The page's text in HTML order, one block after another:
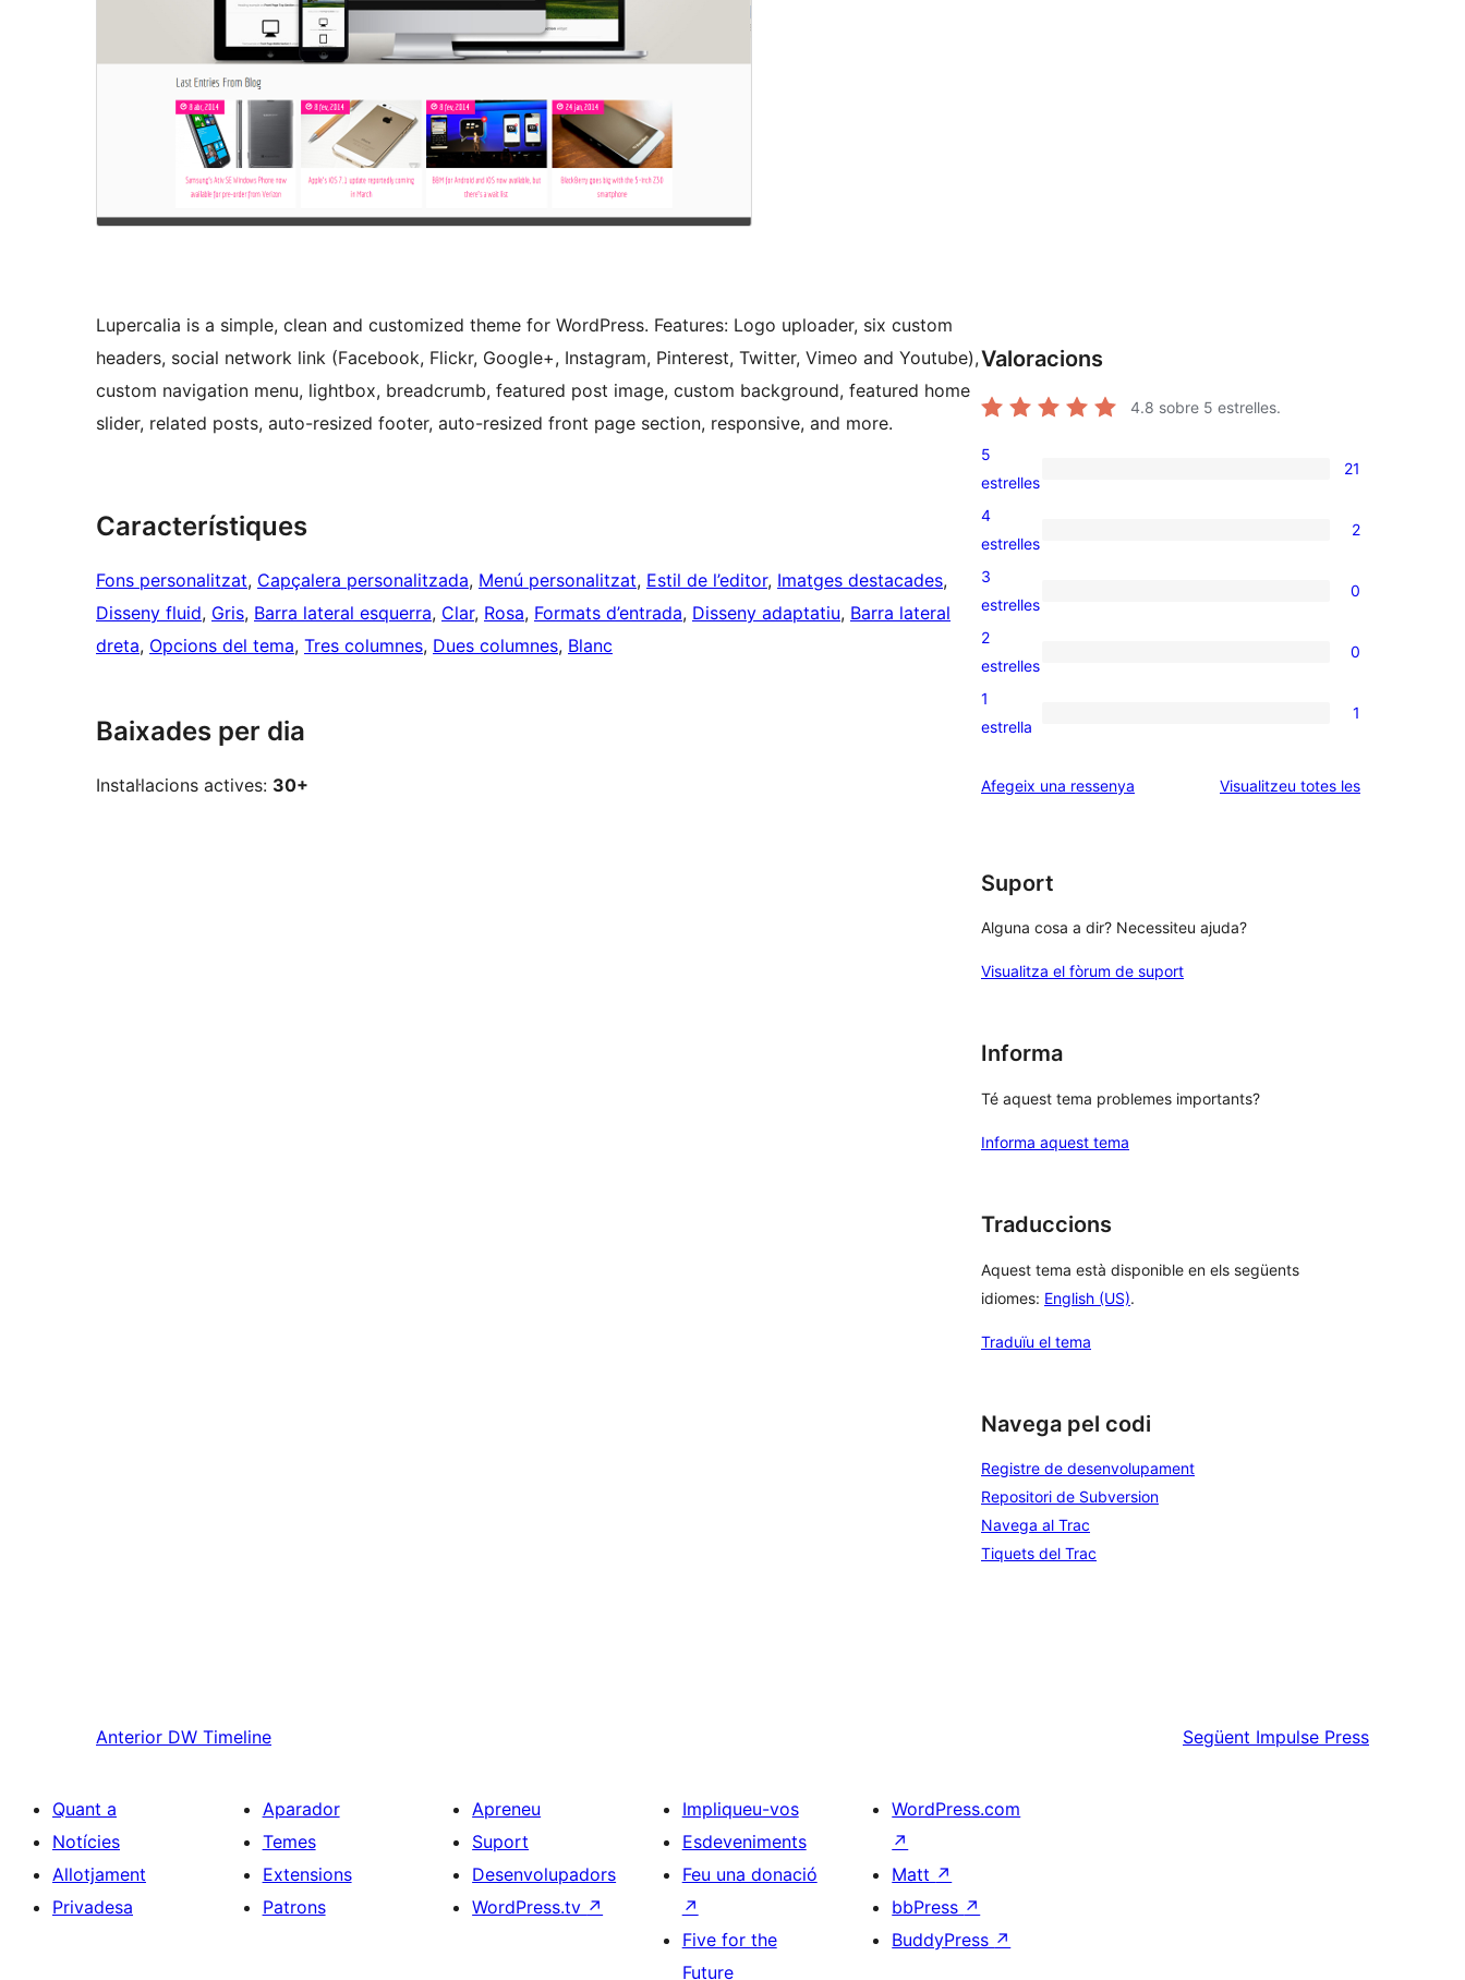
Lupercalia is a simple, clean and customized theme for WordPress. Features: Logo uploader, six custom
headers, social network link (Facebook, Flickr, Google+, Instagram, Pinterest, Twitter, Vimeo and Youtube),
custom navigation menu, lightbox, breadcrumb, featured post image, custom background, featured home
slider, related posts, auto-resized footer, auto-resized front page section, responsive, and more.
Característiques
Fons personalitzat, Capçalera personalitzada, Menú personalitzat, Estil de l’editor, Imatges destacades
Disseny fluid, Gris, Barra lateral esquerra, Clar, Rosa, Formats d’entrada, Disseny adaptatiu, Barra lateral
dreta, Opcions del tema, Tres columnes, Dues columnes, Blanc
Baixades per dia
Instal·lacions actives: 30+
Valoracions
4.8 sobre 5 estrelles.
21
valoracions
de
5
estrelles
21
2
valoracions
de
4
estrelles
2
0
valoracions
de
3
estrelles
0
0
valoracions
de
estrelles
2
estrelles
0
1
de
1
estrella
1
Afegeix una ressenya Visualitzeu totes lesressenyes
Suport
Alguna cosa a dir? Necessiteu ajuda?
Visualitza el fòrum de suport
Informa
Té aquest tema problemes importants?
Informa aquest tema
Traduccions
Aquest tema està disponible en els següents
idiomes: English (US).
Traduïu el tema
Navega pel codi
Registre de desenvolupament
Repositori de Subversion
Navega al Trac
Tiquets del Trac
Anterior DW Timeline Següent Impulse Press
Quant a
Notícies
Allotjament
Privadesa
Aparador
Temes
Extensions
Patrons
Apreneu
Suport
Desenvolupadors
WordPress.tv ↗
Impliqueu-vos
Esdeveniments
Feu una donació
↗
Five for the
Future
WordPress.com
↗
Matt ↗
bbPress ↗
BuddyPress ↗